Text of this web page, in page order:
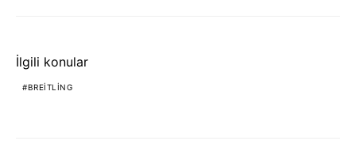
İlgili konular
BREITLING